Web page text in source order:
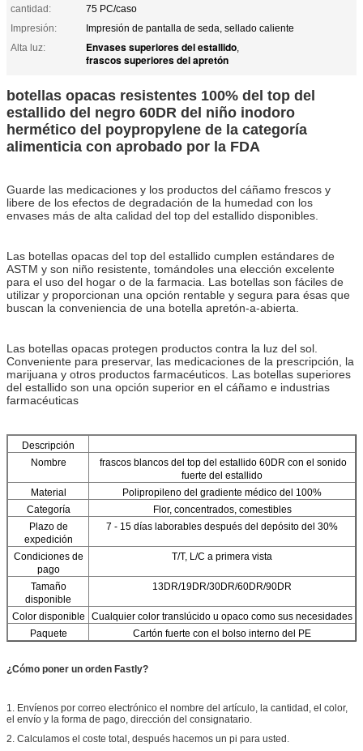
cantidad:
75 PC/caso
Impresión:
Impresión de pantalla de seda, sellado caliente
Alta luz:
Envases superiores del estallido,
frascos superiores del apretón
botellas opacas resistentes 100% del top del
estallido del negro 60DR del niño inodoro
hermético del poypropylene de la categoría
alimenticia con aprobado por la FDA
Guarde las medicaciones y los productos del cáñamo frescos y
libere de los efectos de degradación de la humedad con los
envases más de alta calidad del top del estallido disponibles.
Las botellas opacas del top del estallido cumplen estándares de
ASTM y son niño resistente, tomándoles una elección excelente
para el uso del hogar o de la farmacia. Las botellas son fáciles de
utilizar y proporcionan una opción rentable y segura para ésas que
buscan la conveniencia de una botella apretón-a-abierta.
Las botellas opacas protegen productos contra la luz del sol.
Conveniente para preservar, las medicaciones de la prescripción, la
marijuana y otros productos farmacéuticos. Las botellas superiores
del estallido son una opción superior en el cáñamo e industrias
farmacéuticas
Descripción
Nombre
frascos blancos del top del estallido 60DR con el sonido
fuerte del estallido
Material
Polipropileno del gradiente médico del 100%
Categoría
Flor, concentrados, comestibles
Plazo de
expedición
7 - 15 días laborables después del depósito del 30%
Condiciones de
pago
T/T, L/C a primera vista
Tamaño
disponible
13DR/19DR/30DR/60DR/90DR
Color disponible
Cualquier color translúcido u opaco como sus necesidades
Paquete
Cartón fuerte con el bolso interno del PE
¿Cómo poner un orden Fastly?
1. Envíenos por correo electrónico el nombre del artículo, la cantidad, el color,
el envío y la forma de pago, dirección del consignatario.
2. Calculamos el coste total, después hacemos un pi para usted.